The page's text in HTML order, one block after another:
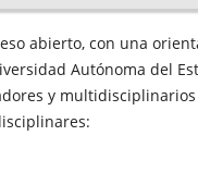
abierto, con una
Autónoma del
y